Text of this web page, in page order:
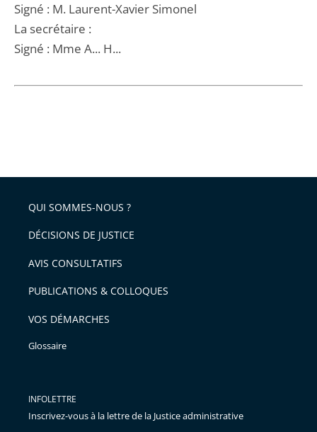
Signé : M. Laurent-Xavier Simonel
La secrétaire :
Signé : Mme A... H...
QUI SOMMES-NOUS ?
DÉCISIONS DE JUSTICE
AVIS CONSULTATIFS
PUBLICATIONS & COLLOQUES
VOS DÉMARCHES
Glossaire
INFOLETTRE
Inscrivez-vous à la lettre de la Justice administrative